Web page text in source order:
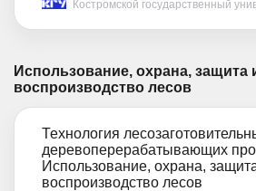
Костромской государственный
Использование, охрана, защита
воспроизводство лесов
Технология
деревоперерабатывающих
Использование, охрана,
воспроизводство лесов